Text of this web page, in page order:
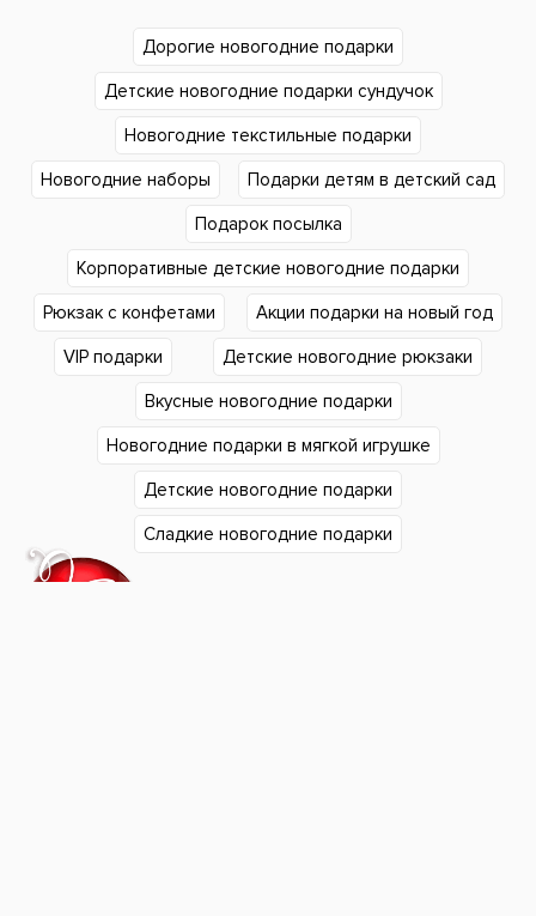
Дорогие новогодние подарки
Детские новогодние подарки сундучок
Новогодние текстильные подарки
Новогодние наборы Подарки детям в детский сад
Подарок посылка
Корпоративные детские новогодние подарки
Рюкзак с конфетами Акции подарки на новый год
VIP подарки Детские новогодние рюкзаки
Вкусные новогодние подарки
Новогодние подарки в мягкой игрушке
Детские новогодние подарки
Сладкие новогодние подарки